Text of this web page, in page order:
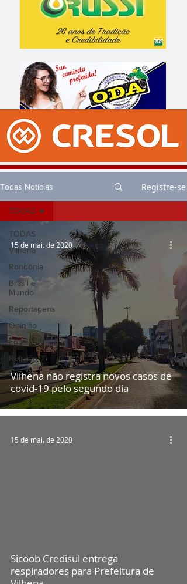
Todas Notícias Registre-se
TODAS
Vilhena
Rondônia
Brasil e
Mundo
Reportagens
Opinião
Editais
Religião
TODAS
Vilhena não registra novos casos de
covid-19 pelo segundo dia
15 de mai. de 2020
Sicoob Credisul entrega
respiradores para Prefeitura de
15 de mai. de 2020